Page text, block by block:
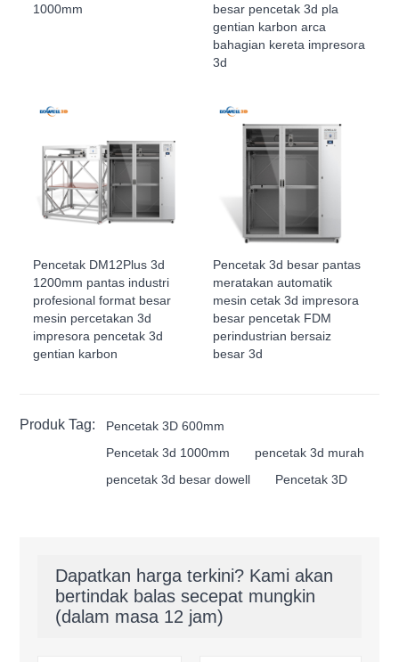
1000mm
besar pencetak 3d pla
gentian karbon arca
bahagian kereta impresora
3d
Pencetak DM12Plus 3d
1200mm pantas industri
profesional format besar
mesin percetakan 3d
impresora pencetak 3d
gentian karbon
Pencetak 3d besar pantas
meratakan automatik
mesin cetak 3d impresora
besar pencetak FDM
perindustrian bersaiz
besar 3d
Produk Tag:
Pencetak 3D 600mm
Pencetak 3d 1000mm
pencetak 3d murah
pencetak 3d besar dowell
Pencetak 3D
Dapatkan harga terkini? Kami akan
bertindak balas secepat mungkin
(dalam masa 12 jam)